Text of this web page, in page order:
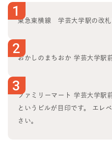
れました！
1
東急東横線 学芸大学駅の改札
2
おかしのまちおか 学芸大学駅
3
ファミリーマート 学芸大学駅
というビルが目印です。 エレ
さい。